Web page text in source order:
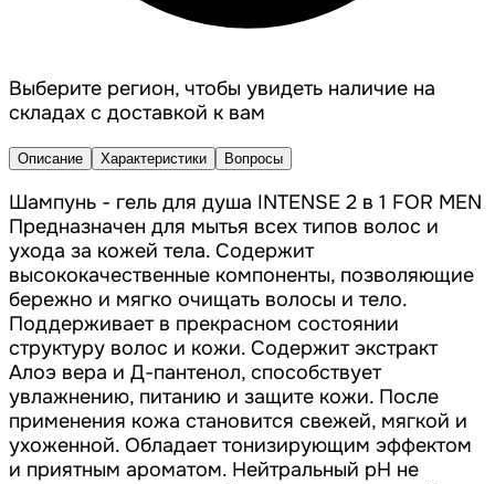
Выберите регион, чтобы увидеть наличие на
складах с доставкой к вам
Описание Характеристики Вопросы
Шампунь - гель для душа INTENSE 2 в 1 FOR MEN
Предназначен для мытья всех типов волос и
ухода за кожей тела. Содержит
высококачественные компоненты, позволяющие
бережно и мягко очищать волосы и тело.
Поддерживает в прекрасном состоянии
структуру волос и кожи. Содержит экстракт
Алоэ вера и Д-пантенол, способствует
увлажнению, питанию и защите кожи. После
применения кожа становится свежей, мягкой и
ухоженной. Обладает тонизирующим эффектом
и приятным ароматом. Нейтральный pH не